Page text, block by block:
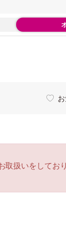
扱いをしており